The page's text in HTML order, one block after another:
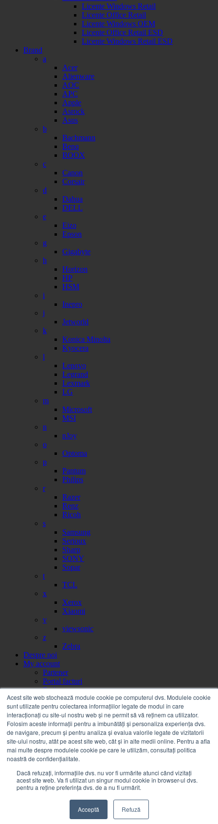
Acest site web stochează module cookie pe computerul dvs. Modulele cookie
sunt utilizate pentru colectarea informațiilor legate de modul în care
interacționați cu site-ul nostru web și ne permit să vă reținem ca utilizator.
Folosim aceste informații pentru a îmbunătăți și personaliza experiența dvs.
de navigare, precum și pentru analiza și evalua valorile legate de vizitatorii
site-ului nostru, atât pe acest site web, cât și în alte medii online. Pentru a afla
mai multe despre modulele cookie pe care le utilizăm, consultați politica
noastră de confidențialitate.
Dacă refuzați, informațiile dvs. nu vor fi urmărite atunci când vizitați
acest site web. Va fi utilizat un singur modul cookie în browser-ul dvs.
pentru a reține preferința dvs. de a nu fi urmărit.
Acceptă Refuză
Licente Windows Retail
Licente Office Retail
Licente Windows OEM
Licente Office Retail ESD
Licente Windows Retail ESD
Brand
a
Acer
Alienware
AOC
APC
Apple
Asrock
Asus
b
Bachmann
Benq
BOOX
c
Canon
Corsair
d
Dahua
DELL
e
Eizo
Epson
g
Gigabyte
h
Horizon
HP
HSM
i
Inepro
j
Jetworld
k
Konica Minolta
Kyocera
l
Lenovo
Legrand
Lexmark
LG
m
Microsoft
MSI
n
nJoy
o
Optoma
p
Pantum
Philips
r
Razer
Renz
Ricoh
s
Samsung
Serioux
Sharp
SONY
Sopar
t
TCL
x
Xerox
Xiaomi
v
viewsonic
z
Zebra
Despre noi
My account
Partener
Portal facturi
Sesizare
Citire contor
Help
Servicii
Service on call
Estico – Soluții de Print & IT pentru Companii
FSMA – Full Service Maintenance Agreement
Inchiriere echipamente Xerox
Sistemul electronic de achiziții publice SEAP
Contact
Autentificare / Înregistrare